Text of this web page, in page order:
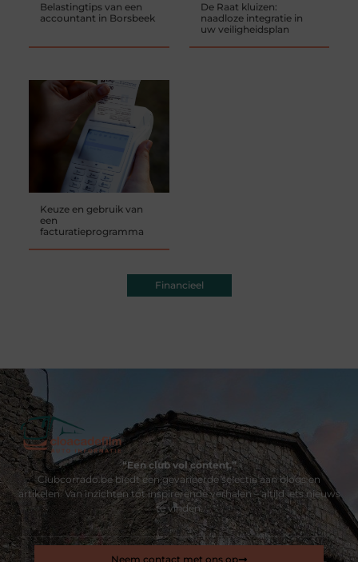
Belastingtips van een
accountant in Borsbeek
De Raat kluizen:
naadloze integratie in
uw veiligheidsplan
Keuze en gebruik van
een
facturatieprogramma
Financieel
“Een club vol content.”
Clubcorrado.be biedt een gevarieerde selectie aan blogs en
artikelen. Van inzichten tot inspirerende verhalen – altijd iets nieuws
te vinden.
Neem contact met ons op